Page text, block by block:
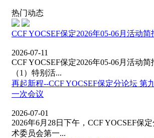
热门动态
CCF YOCSEF保定2026年05-06月活动简
2026-07-11
CCF YOCSEF保定2026年05-06月活动
（1）特别活...
再起新程--CCF YOCSEF保定分论坛 第
一次会议
2026-07-01
2026年6月28日下午，CCF YOCSEF保
术委员会第一...